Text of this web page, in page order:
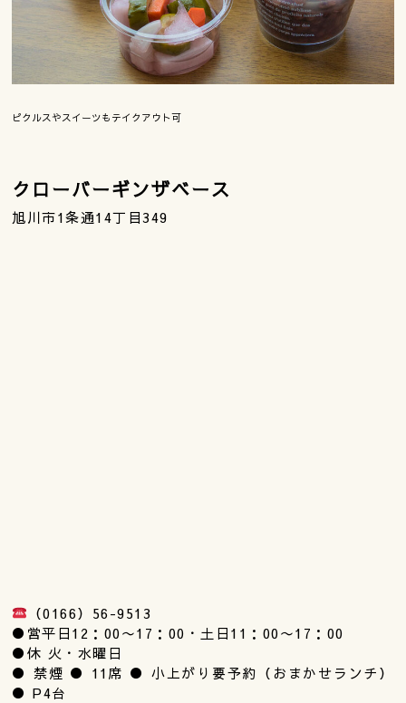
ピクルスやスイーツもテイクアウト可
クローバーギンザベース
旭川市1条通14丁目349
（0166）56-9513
●営平日12：00〜17：00・土日11：00〜17：00
●休 火・水曜日
● 禁煙 ● 11席 ● 小上がり要予約（おまかせランチ）
● P4台